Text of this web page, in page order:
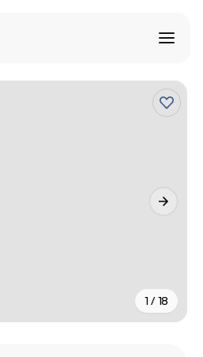
1 / 18